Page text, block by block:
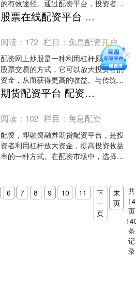
的有效途径。通过配资平台，投资者可
以放大自己的资金规模，从而获得更高
的投资回报。 徐州股票配....
股票在线配资平台 配资网上炒股：轻松撬动财富杠杆
阅读： 172 栏目： 免息配资开户
配资网上炒股是一种利用杠杆原理进行
股票交易的方式，它可以放大投资者的
资金，从而获得更高的收益。与传统股
票交易相比，配资网上炒股具有以下优
势： * **牛股配资：....
期货配资平台 配资选好股，财富轻松赚
阅读： 102 栏目： 免息配资
配资，即融资融券期货配资平台，是投
资者利用杠杆放大资金，提高投资收益
率的一种方式。在配资市场中，选择合
6 7 8 9 10 11
下
一
页
末
页
共
14
页
条
记
录